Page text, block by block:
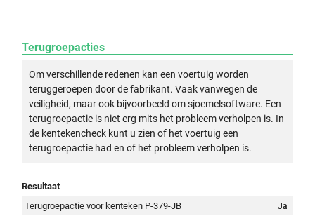
Terugroepacties
Om verschillende redenen kan een voertuig worden
teruggeroepen door de fabrikant. Vaak vanwegen de
veiligheid, maar ook bijvoorbeeld om sjoemelsoftware. Een
terugroepactie is niet erg mits het probleem verholpen is. In
de kentekencheck kunt u zien of het voertuig een
terugroepactie had en of het probleem verholpen is.
Resultaat
Terugroepactie voor kenteken P-379-JB
Ja